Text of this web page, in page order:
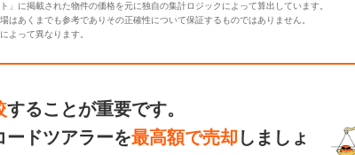
」に掲載された物件の価格を元に独自の集計ロジックによって算出しています。
はあくまでも参考でありその正確性について保証するものではありません。
よって異なります。
することが重要です。
ードツアラーを最高額で売却 しましょ